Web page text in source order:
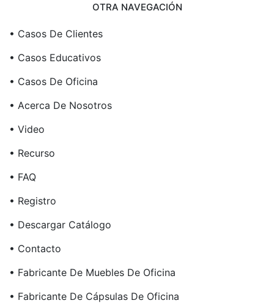
OTRA NAVEGACIÓN
• Casos De Clientes
• Casos Educativos
• Casos De Oficina
• Acerca De Nosotros
• Video
• Recurso
• FAQ
• Registro
• Descargar Catálogo
• Contacto
• Fabricante De Muebles De Oficina
• Fabricante De Cápsulas De Oficina